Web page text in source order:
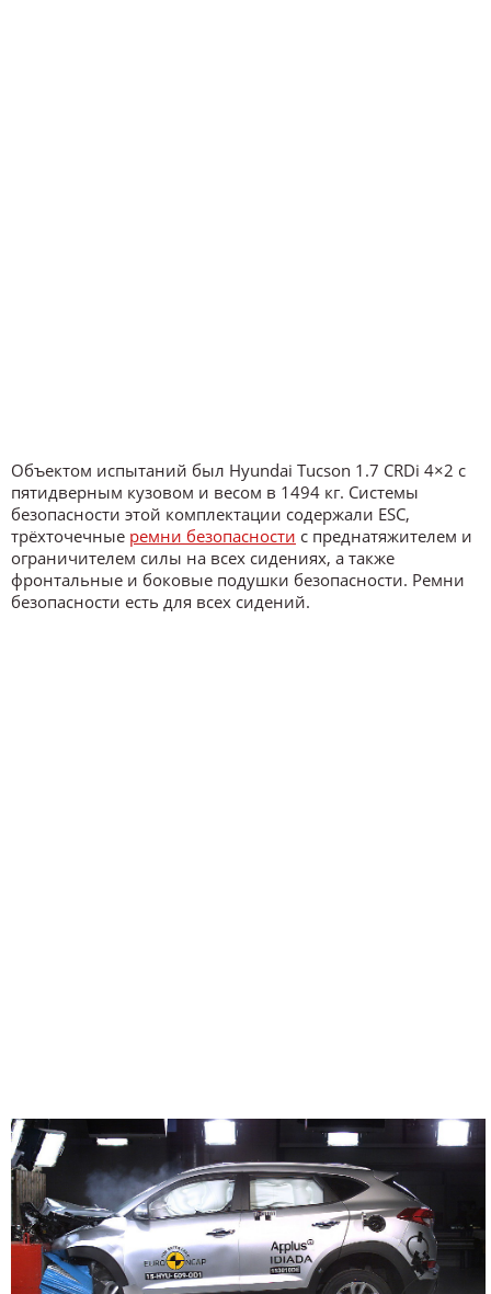
Объектом испытаний был Hyundai Tucson 1.7 CRDi 4×2 с
пятидверным кузовом и весом в 1494 кг. Системы
безопасности этой комплектации содержали ESC,
трёхточечные ремни безопасности с преднатяжителем и
ограничителем силы на всех сидениях, а также
фронтальные и боковые подушки безопасности. Ремни
безопасности есть для всех сидений.